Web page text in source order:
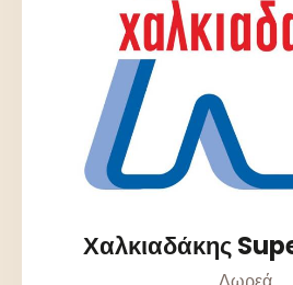
Χαλκιαδάκης